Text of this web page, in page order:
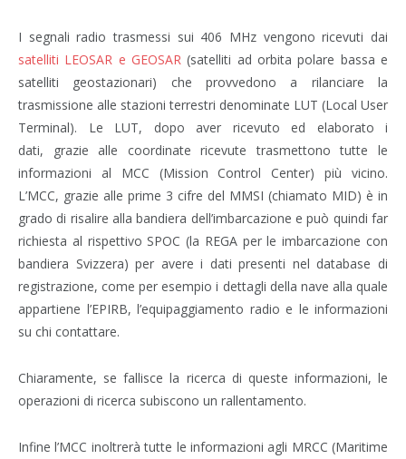
I segnali radio trasmessi sui 406 MHz vengono ricevuti dai
satelliti LEOSAR e GEOSAR (satelliti ad orbita polare bassa e
satelliti geostazionari) che provvedono a rilanciare la
trasmissione alle stazioni terrestri denominate LUT (Local User
Terminal). Le LUT, dopo aver ricevuto ed elaborato i
dati, grazie alle coordinate ricevute trasmettono tutte le
informazioni al MCC (Mission Control Center) più vicino.
L’MCC, grazie alle prime 3 cifre del MMSI (chiamato MID) è in
grado di risalire alla bandiera dell’imbarcazione e può quindi far
richiesta al rispettivo SPOC (la REGA per le imbarcazione con
bandiera Svizzera) per avere i dati presenti nel database di
registrazione, come per esempio i dettagli della nave alla quale
appartiene l’EPIRB, l’equipaggiamento radio e le informazioni
su chi contattare.
Chiaramente, se fallisce la ricerca di queste informazioni, le
operazioni di ricerca subiscono un rallentamento.
Infine l’MCC inoltrerà tutte le informazioni agli MRCC (Maritime